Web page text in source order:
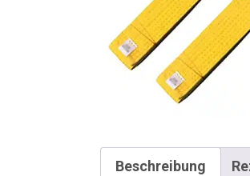
Beschreibung